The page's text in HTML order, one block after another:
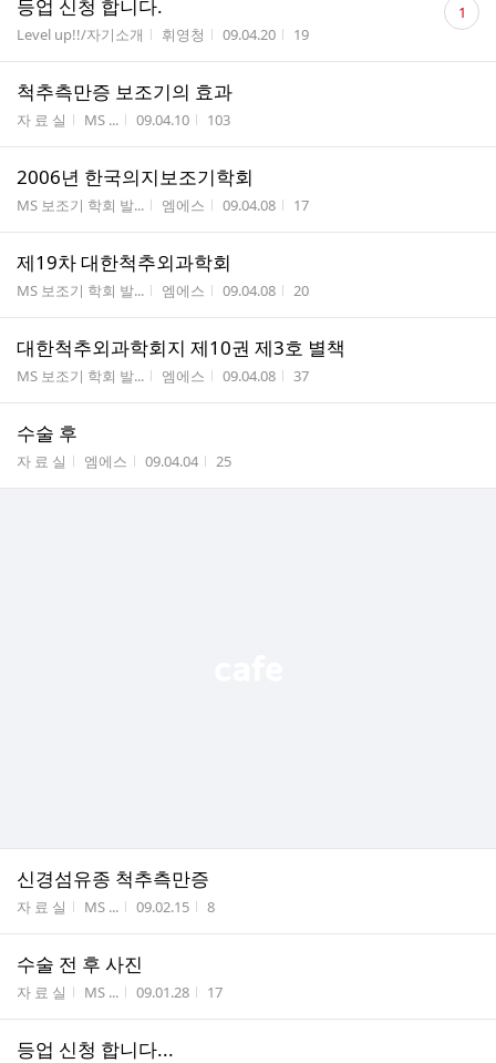
등업 신청 합니다.
게시판명
Level up!!/자기소개 작성자
휘영청 작성시간
09.04.20 조회수
19
글 1
척추측만증 보조기의 효과
게시판명
자 료 실 작성자
MS ... 작성시간
09.04.10 조회수
103
2006년 한국의지보조기학회
게시판명
MS 보조기 학회 발... 작성자
엠에스 작성시간
09.04.08 조회수
17
제19차 대한척추외과학회
게시판명
MS 보조기 학회 발... 작성자
엠에스 작성시간
09.04.08 조회수
20
대한척추외과학회지 제10권 제3호 별책
게시판명
MS 보조기 학회 발... 작성자
엠에스 작성시간
09.04.08 조회수
37
수술 후
게시판명
자 료 실 작성자
엠에스 작성시간
09.04.04 조회수
25
신경섬유종 척추측만증
게시판명
자 료 실 작성자
MS ... 작성시간
09.02.15 조회수
8
수술 전 후 사진
게시판명
자 료 실 작성자
MS ... 작성시간
09.01.28 조회수
17
등업 신청 합니다...